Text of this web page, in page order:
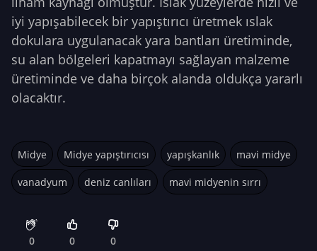
iyi yapışabilecek bir yapıştırıcı üretmek ıslak
dokulara uygulanacak yara bantları üretiminde,
su alan bölgeleri kapatmayı sağlayan malzeme
üretiminde ve daha birçok alanda oldukça yararlı
olacaktır.
Midye Midye yapıştırıcısı yapışkanlık mavi midye
vanadyum deniz canlıları mavi midyenin sırrı
0 0 0